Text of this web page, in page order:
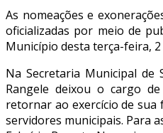
As nomeações e
oficializadas por meio de
Município desta terça-feira, 2
Na Secretaria Municipal de
Rangele deixou o cargo
retornar ao exercício de
servidores municipais. Para